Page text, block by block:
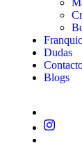
Dudas
Blogs